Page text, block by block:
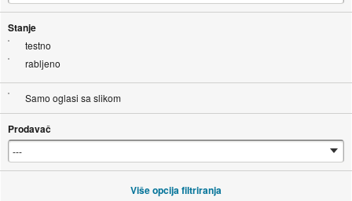
Stanje
testno
rabljeno
Samo oglasi sa slikom
Prodavač
Više opcija filtriranja